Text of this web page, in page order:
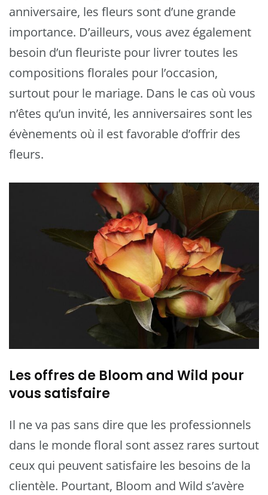
anniversaire, les fleurs sont d’une grande
importance. D’ailleurs, vous avez également
besoin d’un fleuriste pour livrer toutes les
compositions florales pour l’occasion,
surtout pour le mariage. Dans le cas où vous
n’êtes qu’un invité, les anniversaires sont les
évènements où il est favorable d’offrir des
fleurs.
Les offres de Bloom and Wild pour
vous satisfaire
Il ne va pas sans dire que les professionnels
dans le monde floral sont assez rares surtout
ceux qui peuvent satisfaire les besoins de la
clientèle. Pourtant, Bloom and Wild s’avère